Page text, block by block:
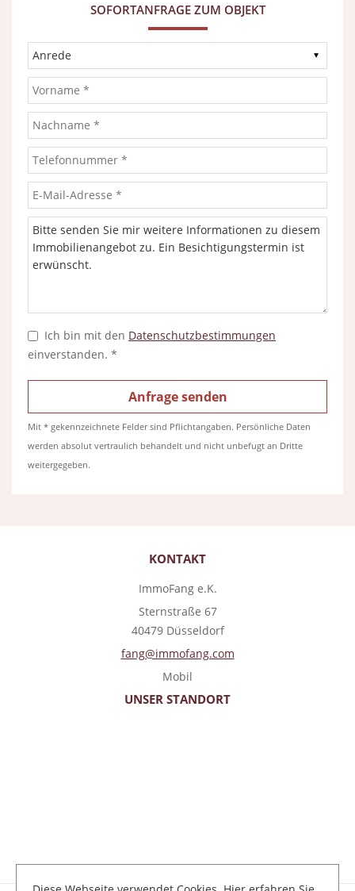
SOFORTANFRAGE ZUM OBJEKT
Ich bin mit den Datenschutzbestimmungen
einverstanden. *
Mit * gekennzeichnete Felder sind Pflichtangaben. Persönliche Daten
werden absolut vertraulich behandelt und nicht unbefugt an Dritte
weitergegeben.
KONTAKT
ImmoFang e.K.
Sternstraße 67
40479 Düsseldorf
fang@immofang.com
Mobil
UNSER STANDORT